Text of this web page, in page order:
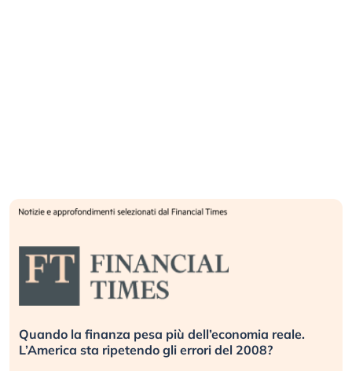
dell’economia reale.
errori del 2008?
Russia e Cina pronti a
investitori stanno